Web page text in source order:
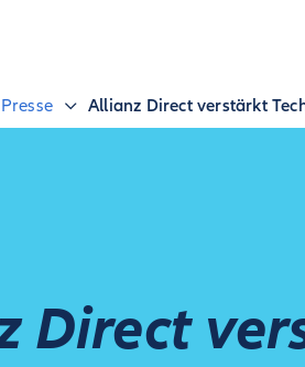
Presse Allianz Direct verstärkt
Direct